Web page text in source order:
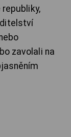
zavolali na